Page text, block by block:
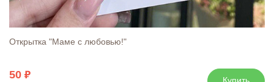
Открытка "Маме с любовью!"
50 Купить